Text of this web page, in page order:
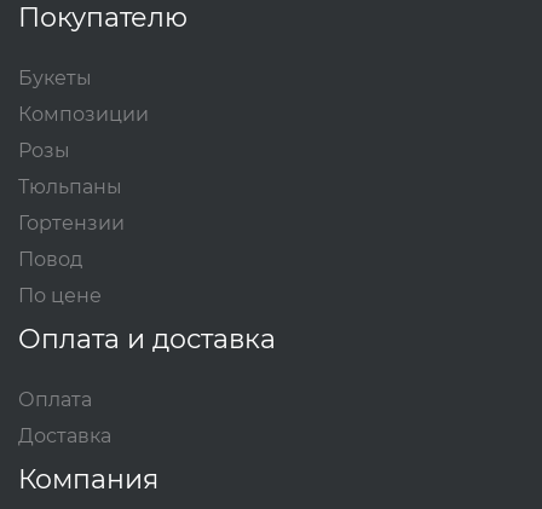
Покупателю
Букеты
Композиции
Розы
Тюльпаны
Гортензии
Повод
По цене
Оплата и доставка
Оплата
Доставка
Компания